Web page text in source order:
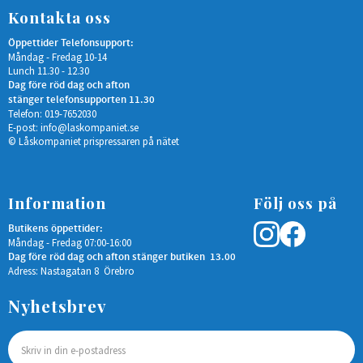
Kontakta oss
Öppettider Telefonsupport:
Måndag - Fredag 10-14
Lunch 11.30 - 12.30
Dag före röd dag och afton
stänger telefonsupporten 11.30
Telefon: 019-7652030
E-post: info@laskompaniet.se
© Låskompaniet prispressaren på nätet
Information
Butikens öppettider:
Måndag - Fredag 07:00-16:00
Dag före röd dag och afton stänger butiken 13.00
Adress: Nastagatan 8 Örebro
Följ oss på
Nyhetsbrev